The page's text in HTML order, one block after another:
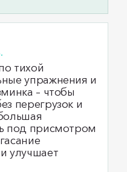
тихой
упражнения и
– чтобы
перегрузок и
под присмотром
улучшает